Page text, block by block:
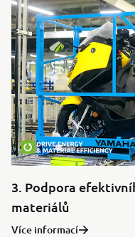
3. Podpora
materiálů
Více informací